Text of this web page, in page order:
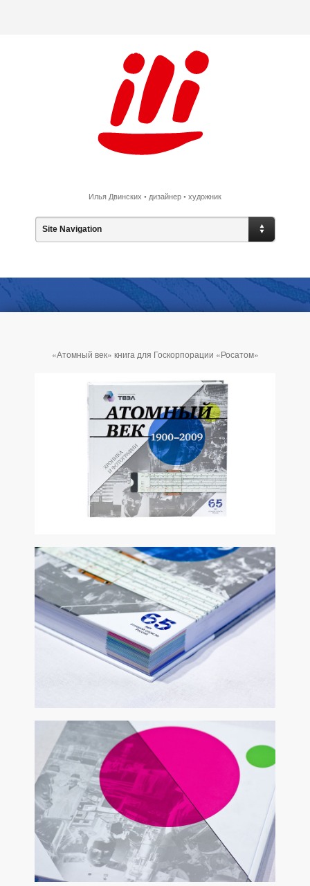
Илья Двинских • дизайнер • художник
Site Navigation
«АЗБУКА» БУКЛЕТ ДЛЯ ТЕАТРА «ШКОЛА СОВРЕМЕННОЙ
ПЬЕСЫ»
«Атомный век» книга для Госкорпорации «Росатом»